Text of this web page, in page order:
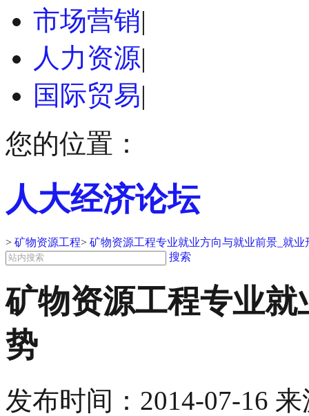
市场营销|
人力资源|
国际贸易|
您的位置：
人大经济论坛
> 矿物资源工程> 矿物资源工程专业就业方向与就业前景_就业
搜索
矿物资源工程专业
势
发布时间： 2014-07-16 来